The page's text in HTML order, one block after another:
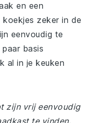
en een
koekjes zeker in de
eenvoudig te
basis
al in je keuken
zijn vrij eenvoudig
te vinden.